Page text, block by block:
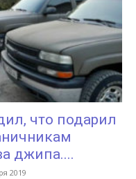
что подарил
джипа....
2019